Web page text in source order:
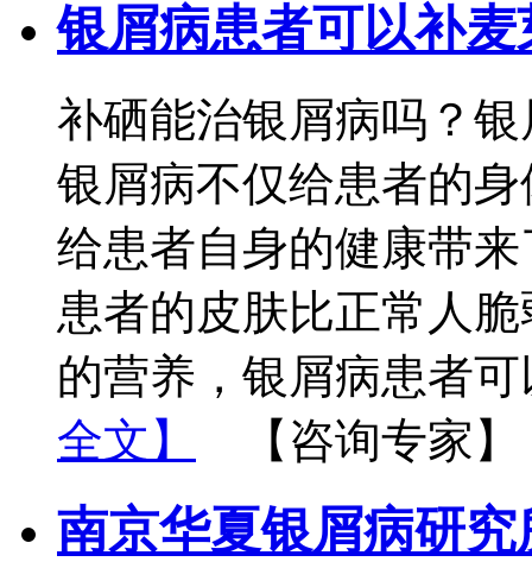
银屑病患者可以补
补硒能治银屑病吗？
银屑病不仅给患者的
给患者自身的健康带
患者的皮肤比正常人
的营养，银屑病患者
全文】
【咨询专家】
南京华夏银屑病研究